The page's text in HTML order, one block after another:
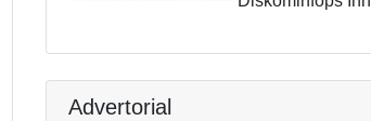
Advertorial